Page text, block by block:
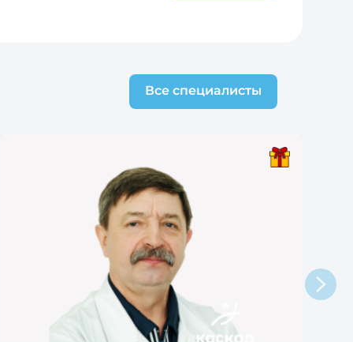
Все специалисты